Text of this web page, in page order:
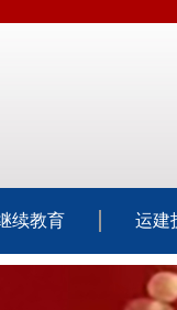
续教育 运建